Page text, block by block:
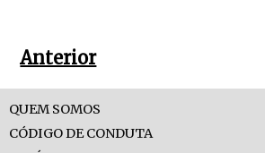
Anterior
QUEM SOMOS
CÓDIGO DE CONDUTA